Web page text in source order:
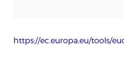
https://ec.europa.eu/tools/